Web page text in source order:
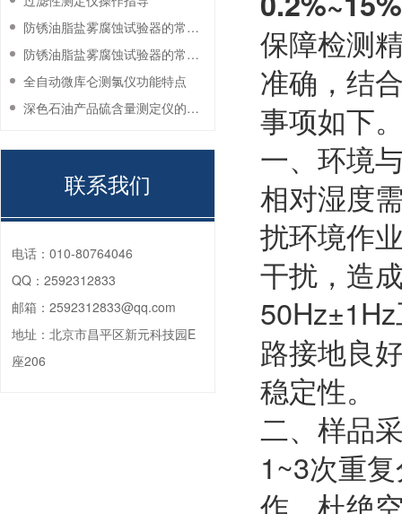
保障检测
准确，结
事项如下
一、环境
相对湿度
扰环境作
干扰，造
路接地良
稳定性。
二、样品
1~3次重
作，杜绝
防锈油脂盐雾腐蚀试验器的常见故障与解决方法
防锈油脂盐雾腐蚀试验器的常见故障与解决方法
全自动微库仑测氯仪功能特点
深色石油产品硫含量测定仪的工作环境要求
联系我们
电话： 010-80764046
QQ： 2592312833
邮箱： 2592312833@qq.com
地址： 北京市昌平区新元科技园E
座206